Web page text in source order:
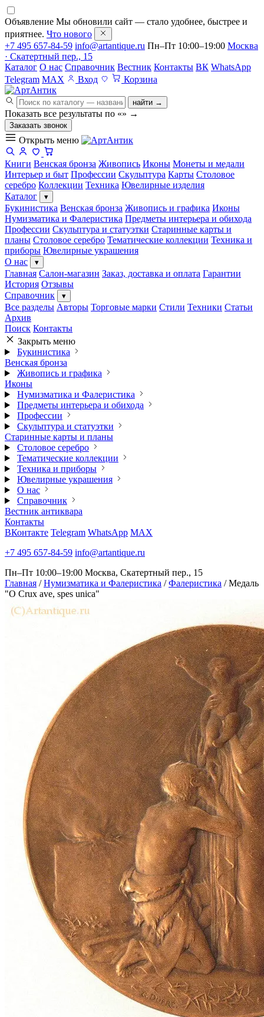
Объявление Мы обновили сайт — стало удобнее, быстрее и
приятнее. Что нового
+7 495 657-84-59 info@artantique.ru Пн–Пт 10:00–19:00 Москва
· Скатертный пер., 15
Каталог О нас Справочник Вестник Контакты ВК WhatsApp
Telegram MAX Вход Корзина
найти →
Показать все результаты по «» →
Заказать звонок
Открыть меню
Книги Венская бронза Живопись Иконы Монеты и медали
Интерьер и быт Профессии Скульптура Карты Столовое
серебро Коллекции Техника Ювелирные изделия
Каталог
▾
Букинистика Венская бронза Живопись и графика Иконы
Нумизматика и Фалеристика Предметы интерьера и обихода
Профессии Скульптура и статуэтки Старинные карты и
планы Столовое серебро Тематические коллекции Техника и
приборы Ювелирные украшения
О нас
▾
Главная Салон-магазин Заказ, доставка и оплата Гарантии
История Отзывы
Справочник
▾
Все разделы Авторы Торговые марки Стили Техники Статьи
Архив
Поиск Контакты
Закрыть меню
Букинистика
Венская бронза
Живопись и графика
Иконы
Нумизматика и Фалеристика
Предметы интерьера и обихода
Профессии
Скульптура и статуэтки
Старинные карты и планы
Столовое серебро
Тематические коллекции
Техника и приборы
Ювелирные украшения
О нас
Справочник
Вестник антиквара
Контакты
ВКонтакте Telegram WhatsApp MAX
+7 495 657-84-59 info@artantique.ru
Пн–Пт 10:00–19:00 Москва, Скатертный пер., 15
Главная / Нумизматика и Фалеристика / Фалеристика / Медаль
"O Crux ave, spes unica"